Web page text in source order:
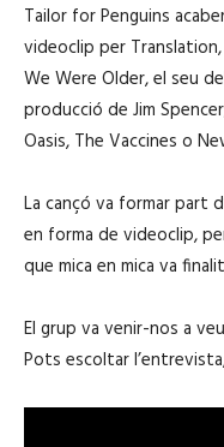
Tailor for Penguins
videoclip per
We Were Older, el seu
producció de Jim
Oasis, The Vaccines o
La cançó va formar part
en forma de videoclip,
que mica en mica va
El grup va venir-nos a
Pots escoltar